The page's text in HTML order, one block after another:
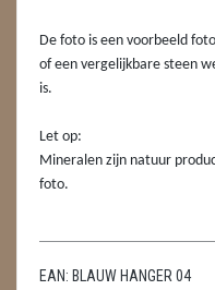
READING EN
SCHEDELS / SKULLS
De foto is een voorbeeld
of een vergelijkbare steen
is.
Let op:
Mineralen zijn natuur
foto.
EAN: BLAUW HANGER 04